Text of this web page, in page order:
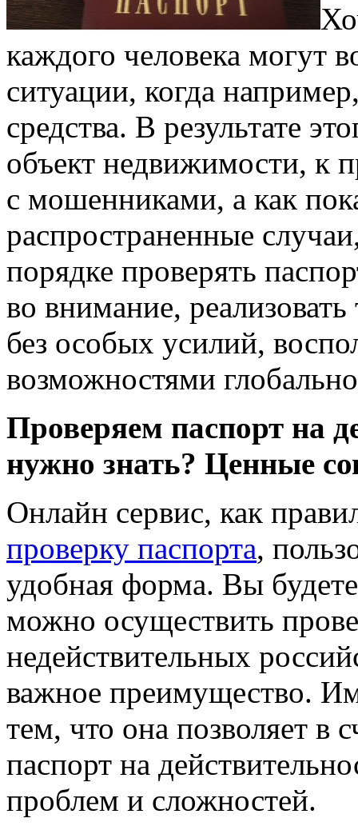
каждого человека могут
ситуации, когда
средства. В результате
объект недвижимости, к
с мошенниками, а как
распространенные
порядке проверять
во внимание,
без особых усилий,
возможностями
Проверяем паспорт на
нужно знать? Ценные
Онлайн сервис, как
проверку паспорта,
удобная форма. Вы
можно осуществить
недействительных
важное преимущество.
тем, что она позволяет в
паспорт на
проблем и сложностей.